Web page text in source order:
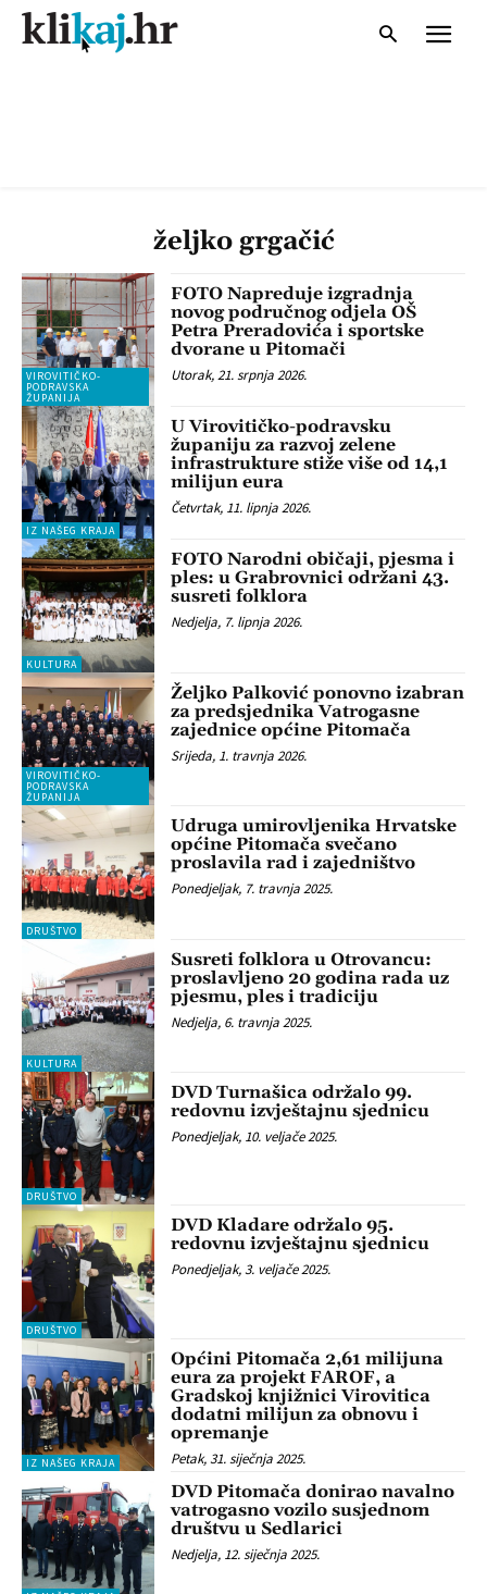
željko grgačić
VIROVITIČKO-
PODRAVSKA
ŽUPANIJA
FOTO Napreduje izgradnja
novog područnog odjela OŠ
Petra Preradovića i sportske
dvorane u Pitomači
Utorak, 21. srpnja 2026.
IZ NAŠEG KRAJA
U Virovitičko-podravsku
županiju za razvoj zelene
infrastrukture stiže više od 14,1
milijun eura
Četvrtak, 11. lipnja 2026.
KULTURA
FOTO Narodni običaji, pjesma i
ples: u Grabrovnici održani 43.
susreti folklora
Nedjelja, 7. lipnja 2026.
VIROVITIČKO-
PODRAVSKA
ŽUPANIJA
Željko Palković ponovno izabran
za predsjednika Vatrogasne
zajednice općine Pitomača
Srijeda, 1. travnja 2026.
DRUŠTVO
Udruga umirovljenika Hrvatske
općine Pitomača svečano
proslavila rad i zajedništvo
Ponedjeljak, 7. travnja 2025.
KULTURA
Susreti folklora u Otrovancu:
proslavljeno 20 godina rada uz
pjesmu, ples i tradiciju
Nedjelja, 6. travnja 2025.
DRUŠTVO
DVD Turnašica održalo 99.
redovnu izvještajnu sjednicu
Ponedjeljak, 10. veljače 2025.
DRUŠTVO
DVD Kladare održalo 95.
redovnu izvještajnu sjednicu
Ponedjeljak, 3. veljače 2025.
IZ NAŠEG KRAJA
Općini Pitomača 2,61 milijuna
eura za projekt FAROF, a
Gradskoj knjižnici Virovitica
dodatni milijun za obnovu i
opremanje
Petak, 31. siječnja 2025.
DVD Pitomača donirao navalno
vatrogasno vozilo susjednom
društvu u Sedlarici
Nedjelja, 12. siječnja 2025.